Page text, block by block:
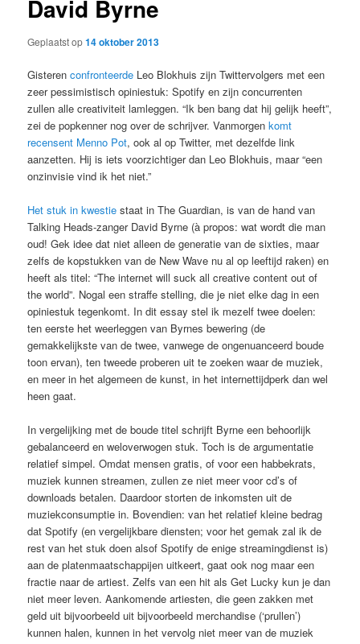
David Byrne
Geplaatst op14 oktober 2013
Gisterenconfronteerde Leo Blokhuis zijn Twittervolgers met een
zeer pessimistisch opiniestuk: Spotify en zijn concurrenten
zullen alle creativiteit lamleggen. “Ik ben bang dat hij gelijk heeft”,
zei de popkenner nog over de schrijver. Vanmorgenkomt
recensent Menno Pot, ook al op Twitter, met dezelfde link
aanzetten. Hij is iets voorzichtiger dan Leo Blokhuis, maar “een
onzinvisie vind ik het niet.”
Het stuk in kwestie staat in The Guardian, is van de hand van
Talking Heads-zanger David Byrne (à propos: wat wordt die man
oud! Gek idee dat niet alleen de generatie van de sixties, maar
zelfs de kopstukken van de New Wave nu al op leeftijd raken) en
heeft als titel: “The internet will suck all creative content out of
the world”. Nogal een straffe stelling, die je niet elke dag in een
opiniestuk tegenkomt. In dit essay stel ik mezelf twee doelen:
ten eerste het weerleggen van Byrnes bewering (de
gemakkelijkste van de twee, vanwege de ongenuanceerd boude
toon ervan), ten tweede proberen uit te zoeken waar de muziek,
en meer in het algemeen de kunst, in het internettijdperk dan wel
heen gaat.
In vergelijking met de boude titel schrijft Byrne een behoorlijk
gebalanceerd en weloverwogen stuk. Toch is de argumentatie
relatief simpel. Omdat mensen gratis, of voor een habbekrats,
muziek kunnen streamen, zullen ze niet meer voor cd’s of
downloads betalen. Daardoor storten de inkomsten uit de
muziekconsumptie in. Bovendien: van het relatief kleine bedrag
dat Spotify (en vergelijkbare diensten; voor het gemak zal ik de
rest van het stuk doen alsof Spotify de enige streamingdienst is)
aan de platenmaatschappijen uitkeert, gaat ook nog maar een
fractie naar de artiest. Zelfs van een hit als Get Lucky kun je dan
niet meer leven. Aankomende artiesten, die geen zakken met
geld uit bijvoorbeeld uit bijvoorbeeld merchandise (‘prullen’)
kunnen halen, kunnen in het vervolg niet meer van de muziek